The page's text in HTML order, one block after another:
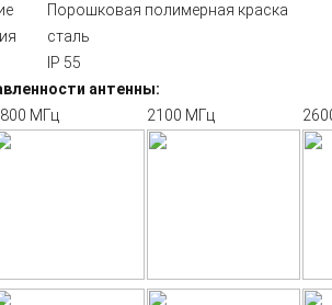
Порошковая полимерная краска
сталь
IP 55
антенны:
МГц
2100 МГц